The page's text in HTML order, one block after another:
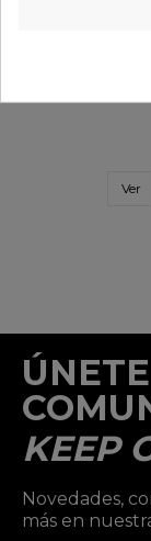
Ver
KEEP
Novedades,
más en